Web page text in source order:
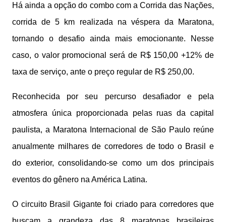
Há ainda a opção do combo com a Corrida das Nações,
corrida de 5 km realizada na véspera da Maratona,
tornando o desafio ainda mais emocionante. Nesse
caso, o valor promocional será de R$ 150,00 +12% de
taxa de serviço, ante o preço regular de R$ 250,00.
Reconhecida por seu percurso desafiador e pela
atmosfera única proporcionada pelas ruas da capital
paulista, a Maratona Internacional de São Paulo reúne
anualmente milhares de corredores de todo o Brasil e
do exterior, consolidando-se como um dos principais
eventos do gênero na América Latina.
O circuito Brasil Gigante foi criado para corredores que